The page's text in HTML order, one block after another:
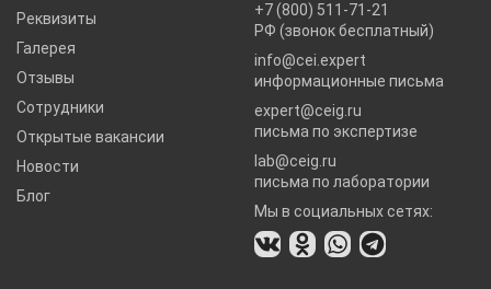
Реквизиты
Галерея
Отзывы
Сотрудники
Открытые вакансии
Новости
Блог
+7 (800) 511-71-21
РФ (звонок бесплатный)
info@cei.expert
информационные письма
expert@ceig.ru
письма по экспертизе
lab@ceig.ru
письма по лаборатории
Мы в социальных сетях: